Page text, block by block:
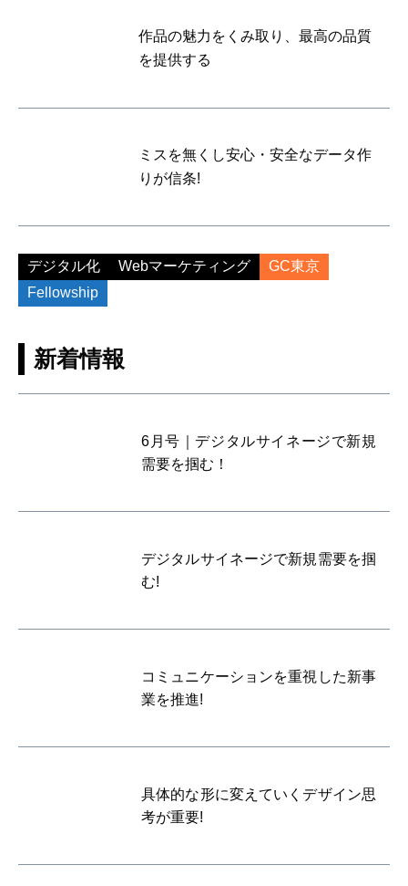
作品の魅力をくみ取り、最高の品質
を提供する
ミスを無くし安心・安全なデータ作
りが信条!
デジタル化 Webマーケティング
GC東京
Fellowship
新着情報
6月号｜デジタルサイネージで新規
需要を掴む！
デジタルサイネージで新規需要を掴
む!
コミュニケーションを重視した新事
業を推進!
具体的な形に変えていくデザイン思
考が重要!